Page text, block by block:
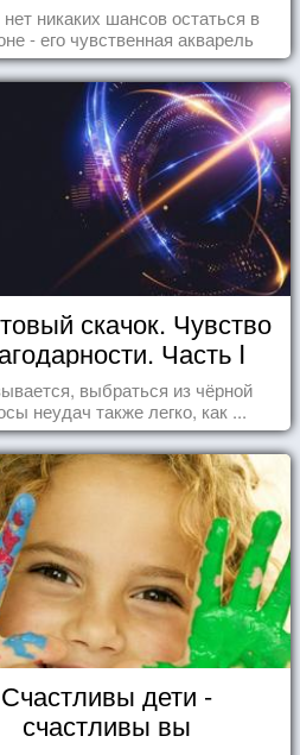
никаких шансов остаться в
- его чувственная акварель
жителей всего мира.
скачок. Чувство
Часть I
выбраться из чёрной
неудач также легко, как ...
Счастливы дети -
счастливы вы